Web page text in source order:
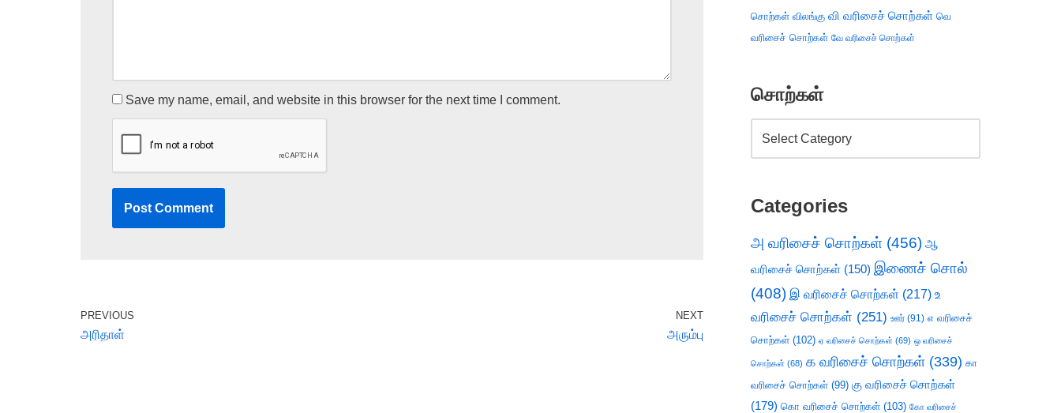
Save my name, email, and website in this browser for the next time I comment.
PREVIOUS
அரிதாள்
NEXT
அரும்பு
சொற்கள் விலங்கு வி வரிசைச் சொற்கள் வெ
வரிசைச் சொற்கள் வே வரிசைச் சொற்கள்
சொற்கள்
Categories
அ வரிசைச் சொற்கள் (456) ஆ
வரிசைச் சொற்கள் (150) இணைச் சொல்
(408) இ வரிசைச் சொற்கள் (217) உ
வரிசைச் சொற்கள் (251) ஊர் (91) எ வரிசைச்
சொற்கள் (102) ஏ வரிசைச் சொற்கள் (69) ஒ வரிசைச்
சொற்கள் (68) க வரிசைச் சொற்கள் (339) கா
வரிசைச் சொற்கள் (99) கு வரிசைச் சொற்கள்
(179) கொ வரிசைச் சொற்கள் (103) கோ வரிசைச்